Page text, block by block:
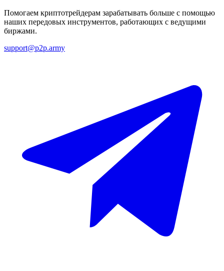
Помогаем криптотрейдерам зарабатывать больше с помощью
наших передовых инструментов, работающих с ведущими
биржами.
support@p2p.army